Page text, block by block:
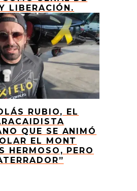
LIBERACIÓN.
RUBIO, EL
QUE SE ANIMÓ
EL MONT
HERMOSO, PERO